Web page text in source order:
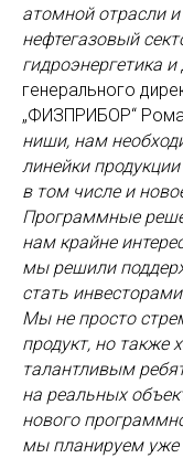
атомной отрасли
нефтегазовый
гидроэнергетика и
генерального
„ФИЗПРИБОР“
ниши, нам
линейки
в том числе и
Программные
нам крайне
мы решили
стать
Мы не просто
продукт, но
талантливым
на реальных
нового
мы планируем уже